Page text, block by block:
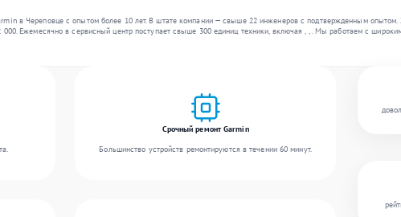
в Череповце с опытом более 10 лет. В штате компании — свыше 22 инженеров с подтвержденным
Ежемесячно в сервисный центр поступает свыше 300 единиц техники, включая , , . Мы работаем с
Срочный ремонт Garmin
Большинство устройств ремонтируются в течении 60 минут.